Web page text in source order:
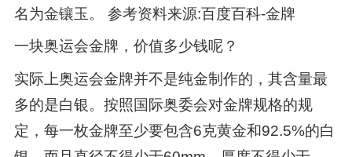
名为金镶玉。 参考资料来源:百度百科-金牌
一块奥运会金牌，价值多少钱呢？
实际上奥运会金牌并不是纯金制作的，其含量最
多的是白银。按照国际奥委会对金牌规格的规
定，每一枚金牌至少要包含6克黄金和92.5%的白